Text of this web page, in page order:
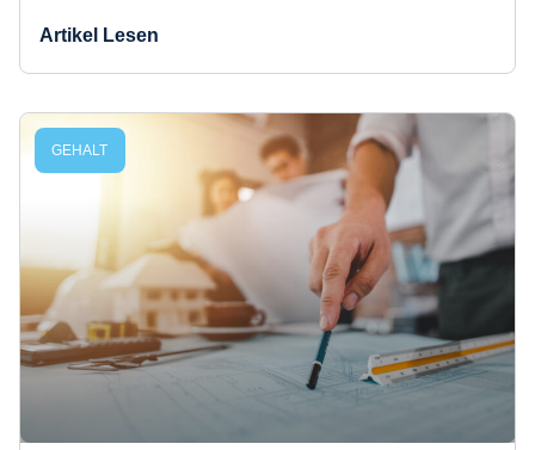
Artikel Lesen
GEHALT